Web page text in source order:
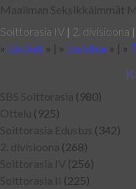
Maailman Seksikkäimmät
Soittorasia IV | 2. divisioona |
» Uutiset » | » Joukkue » | »
SBS Soittorasia
(980)
Ottelu
(925)
Soittorasia Edustus
(342)
2. divisioona
(268)
Soittorasia IV
(256)
Soittorasia II
(225)